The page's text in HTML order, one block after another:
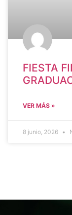
FIESTA
VER MÁS »
8 junio, 2026